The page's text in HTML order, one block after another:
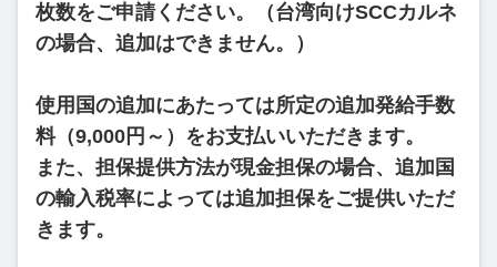
枚数をご申請ください。（台湾向けSCCカルネ
の場合、追加はできません。）
使用国の追加にあたっては所定の追加発給手数
料（9,000円～）をお支払いいただきます。
また、担保提供方法が現金担保の場合、追加国
の輸入税率によっては追加担保をご提供いただ
きます。